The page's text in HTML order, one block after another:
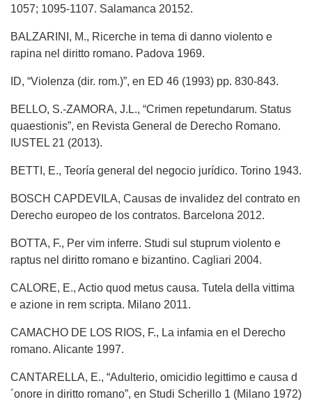
1057; 1095-1107. Salamanca 20152.
BALZARINI, M., Ricerche in tema di danno violento e
rapina nel diritto romano. Padova 1969.
ID, “Violenza (dir. rom.)”, en ED 46 (1993) pp. 830-843.
BELLO, S.-ZAMORA, J.L., “Crimen repetundarum. Status
quaestionis”, en Revista General de Derecho Romano.
IUSTEL 21 (2013).
BETTI, E., Teoría general del negocio jurídico. Torino 1943.
BOSCH CAPDEVILA, Causas de invalidez del contrato en
Derecho europeo de los contratos. Barcelona 2012.
BOTTA, F., Per vim inferre. Studi sul stuprum violento e
raptus nel diritto romano e bizantino. Cagliari 2004.
CALORE, E., Actio quod metus causa. Tutela della vittima
e azione in rem scripta. Milano 2011.
CAMACHO DE LOS RIOS, F., La infamia en el Derecho
romano. Alicante 1997.
CANTARELLA, E., “Adulterio, omicidio legittimo e causa d
´onore in diritto romano”, en Studi Scherillo 1 (Milano 1972)